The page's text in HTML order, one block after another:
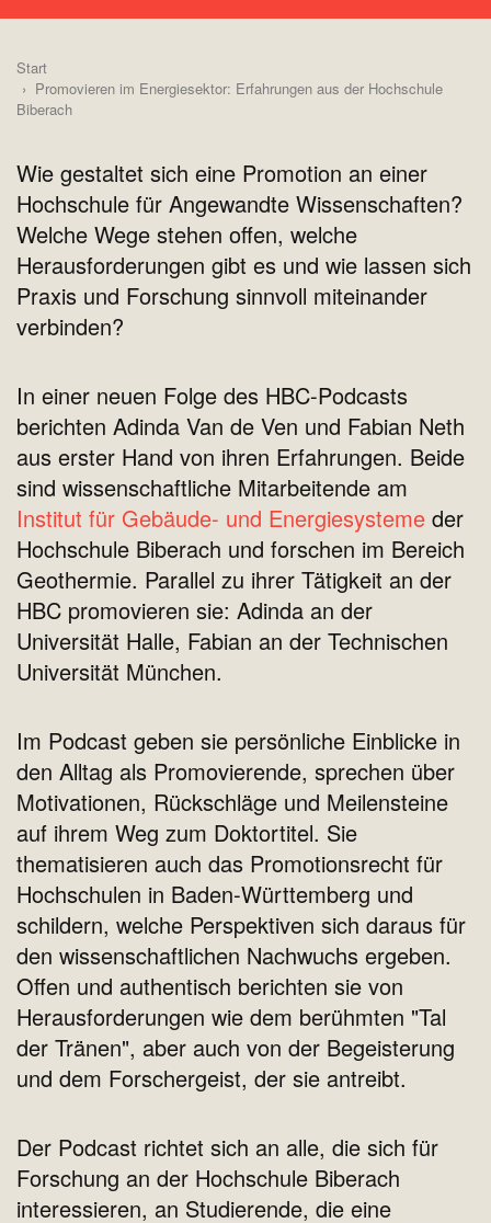
Start
Promovieren im Energiesektor: Erfahrungen aus der Hochschule
Biberach
Wie gestaltet sich eine Promotion an einer
Hochschule für Angewandte Wissenschaften?
Welche Wege stehen offen, welche
Herausforderungen gibt es und wie lassen sich
Praxis und Forschung sinnvoll miteinander
verbinden?
In einer neuen Folge des HBC-Podcasts
berichten Adinda Van de Ven und Fabian Neth
aus erster Hand von ihren Erfahrungen. Beide
sind wissenschaftliche Mitarbeitende am
Institut für Gebäude- und Energiesysteme der
Hochschule Biberach und forschen im Bereich
Geothermie. Parallel zu ihrer Tätigkeit an der
HBC promovieren sie: Adinda an der
Universität Halle, Fabian an der Technischen
Universität München.
Im Podcast geben sie persönliche Einblicke in
den Alltag als Promovierende, sprechen über
Motivationen, Rückschläge und Meilensteine
auf ihrem Weg zum Doktortitel. Sie
thematisieren auch das Promotionsrecht für
Hochschulen in Baden-Württemberg und
schildern, welche Perspektiven sich daraus für
den wissenschaftlichen Nachwuchs ergeben.
Offen und authentisch berichten sie von
Herausforderungen wie dem berühmten "Tal
der Tränen", aber auch von der Begeisterung
und dem Forschergeist, der sie antreibt.
Der Podcast richtet sich an alle, die sich für
Forschung an der Hochschule Biberach
interessieren, an Studierende, die eine